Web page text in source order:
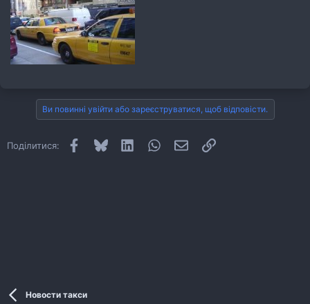
Ви повинні увійти або зареєструватися, щоб відповісти.
Поділитися: Facebook
Bluesky LinkedInWhatsApp
E-mailПосилання
Новости такси